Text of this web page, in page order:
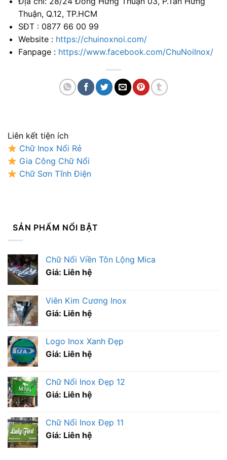
Thuận, Q.12, TP.HCM
SĐT : 0877 66 00 99
Website : https://chuinoxnoi.com/
Fanpage : https://www.facebook.com/ChuNoiInox/
Liên kết tiện ích
Chữ Inox Nổi Rẻ
Gia Công Chữ Nổi
Chữ Sơn Tĩnh Điện
SẢN PHẨM NỔI BẬT
Chữ Nổi Viền Tôn Lộng Mica
Giá: Liên hệ
Viên Kim Cương Inox
Giá: Liên hệ
Logo Inox Xanh Đẹp
Giá: Liên hệ
Chữ Nổi Inox Đẹp 12
Giá: Liên hệ
Chữ Nổi Inox Đẹp 11
Giá: Liên hệ